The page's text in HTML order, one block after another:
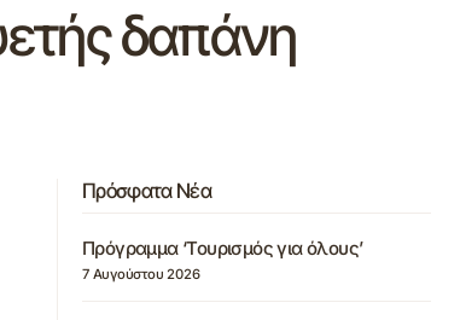
δαπάνη
Πρόσφατα Νέα
Πρόγραμμα ‘Τουρισμός για όλους’
7 Αυγούστου 2026